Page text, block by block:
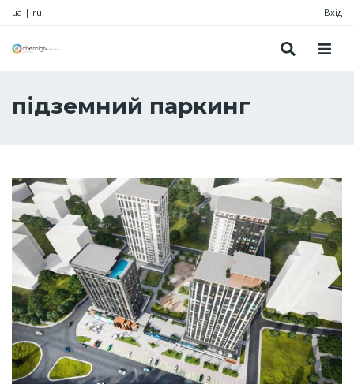
ua | ru Вхід
підземний паркинг